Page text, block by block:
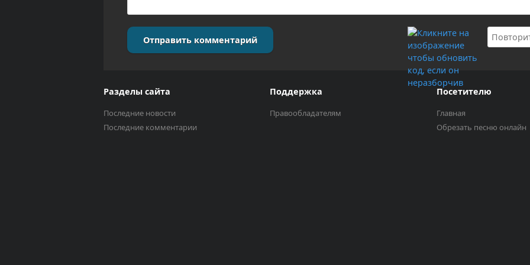
Отправить комментарий
Разделы сайта
Последние новости
Последние комментарии
Поддержка
Правообладателям
Посетителю
Главная
Обрезать песню онлайн